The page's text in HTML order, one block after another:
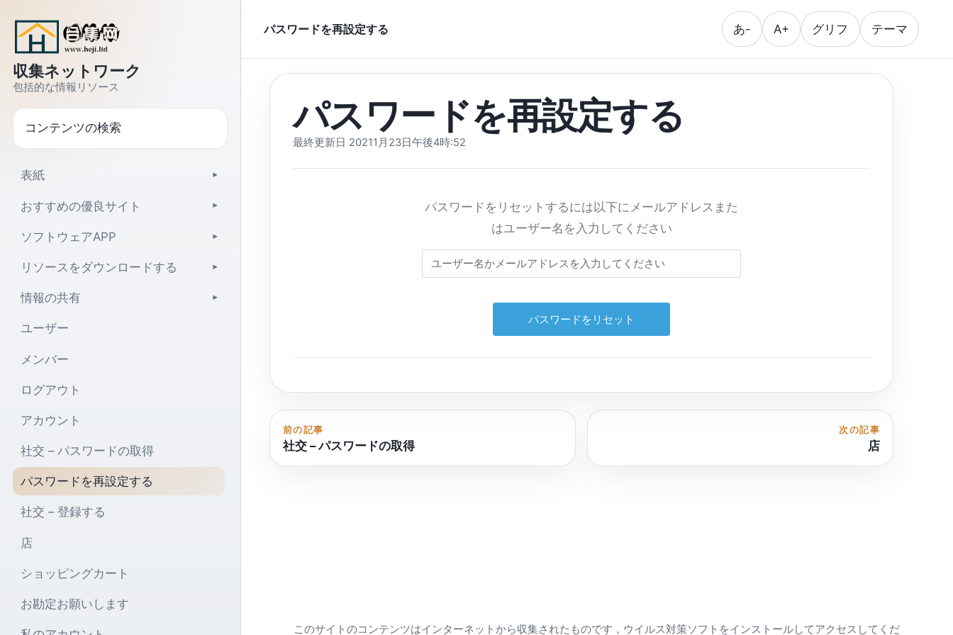
収集ネットワーク
包括的な情報リソース
検索
表紙 ▾
おすすめの優良サイト ▾
ソフトウェアAPP ▾
リソースをダウンロードする ▾
情報の共有 ▾
ユーザー
メンバー
ログアウト
アカウント
社交 – パスワードの取得
パスワードを再設定する
社交 – 登録する
店
ショッピングカート
お勘定お願いします
パスワードを再設定する あ- A+ グリフ テーマ
パスワードを再設定する
最終更新日 20211月23日午後4時:52
パスワードをリセットするには以下にメールアドレスまた
はユーザー名を入力してください
前の記事
社交 – パスワードの取得
次の記事
店
このサイトのコンテンツはインターネットから収集されたものです，ウイルス対策ソフトをインストールしてアクセスしてくだ